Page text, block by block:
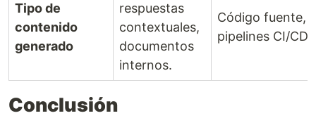
Tipo de
contenido
generado
respuestas
contextuales,
documentos
internos.
Código fuente,
pipelines CI/
Conclusión